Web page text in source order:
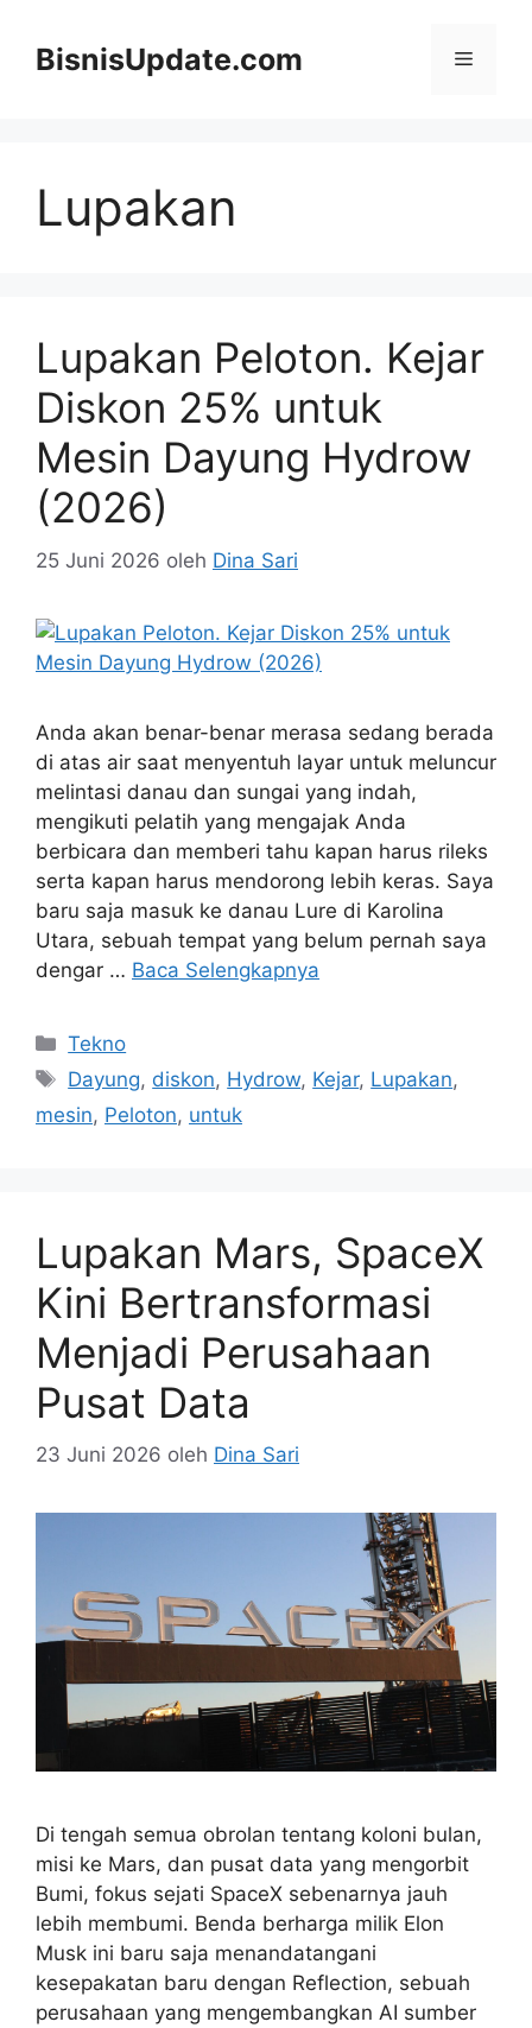
BisnisUpdate.com Menu
Lupakan
Lupakan Peloton. Kejar
Diskon 25% untuk
Mesin Dayung Hydrow
(2026)
25 Juni 2026 oleh Dina Sari
Anda akan benar-benar merasa sedang berada
di atas air saat menyentuh layar untuk meluncur
melintasi danau dan sungai yang indah,
mengikuti pelatih yang mengajak Anda
berbicara dan memberi tahu kapan harus rileks
serta kapan harus mendorong lebih keras. Saya
baru saja masuk ke danau Lure di Karolina
Utara, sebuah tempat yang belum pernah saya
dengar … Baca Selengkapnya
Kategori
Tekno
Tag
Dayung, diskon, Hydrow, Kejar, Lupakan,
mesin, Peloton, untuk
Lupakan Mars, SpaceX
Kini Bertransformasi
Menjadi Perusahaan
Pusat Data
23 Juni 2026 oleh Dina Sari
Di tengah semua obrolan tentang koloni bulan,
misi ke Mars, dan pusat data yang mengorbit
Bumi, fokus sejati SpaceX sebenarnya jauh
lebih membumi. Benda berharga milik Elon
Musk ini baru saja menandatangani
kesepakatan baru dengan Reflection, sebuah
perusahaan yang mengembangkan AI sumber